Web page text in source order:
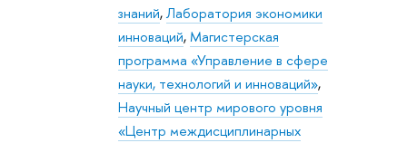
знаний,Лаборатория экономики
инноваций,Магистерская
программа «Управление в сфере
науки, технологий и инноваций»,
Научный центр мирового уровня
«Центр междисциплинарных